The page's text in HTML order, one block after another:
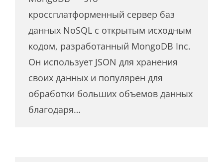
кроссплатформенный сервер баз
данных NoSQL с открытым исходным
кодом, разработанный MongoDB Inc.
Он использует JSON для хранения
своих данных и популярен для
обработки больших объемов данных
благодаря…